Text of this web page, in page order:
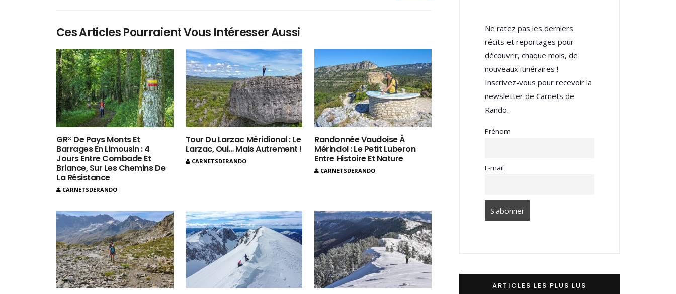
Ces Articles Pourraient Vous Intéresser Aussi
GR® De Pays Monts Et
Barrages En Limousin : 4
Jours Entre Combade Et
Briance, Sur Les Chemins De
La Résistance
CARNETSDERANDO
Tour Du Larzac Méridional : Le
Larzac, Oui… Mais Autrement !
CARNETSDERANDO
Randonnée Vaudoise À
Mérindol : Le Petit Luberon
Entre Histoire Et Nature
CARNETSDERANDO
Ne ratez pas les derniers
récits et reportages pour
découvrir, chaque mois, de
nouveaux itinéraires !
Inscrivez-vous pour recevoir la
newsletter de Carnets de
Rando.
Prénom
E-mail
ARTICLES LES PLUS LUS